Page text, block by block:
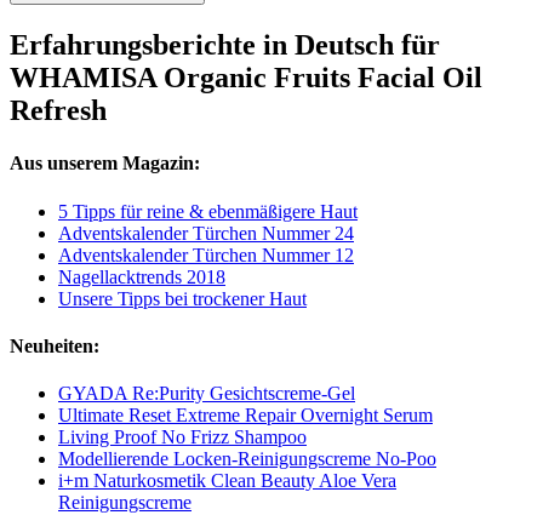
Erfahrungsberichte in Deutsch für
WHAMISA Organic Fruits Facial Oil
Refresh
Aus unserem Magazin:
5 Tipps für reine & ebenmäßigere Haut
Adventskalender Türchen Nummer 24
Adventskalender Türchen Nummer 12
Nagellacktrends 2018
Unsere Tipps bei trockener Haut
Neuheiten:
GYADA Re:Purity Gesichtscreme-Gel
Ultimate Reset Extreme Repair Overnight Serum
Living Proof No Frizz Shampoo
Modellierende Locken-Reinigungscreme No-Poo
i+m Naturkosmetik Clean Beauty Aloe Vera
Reinigungscreme